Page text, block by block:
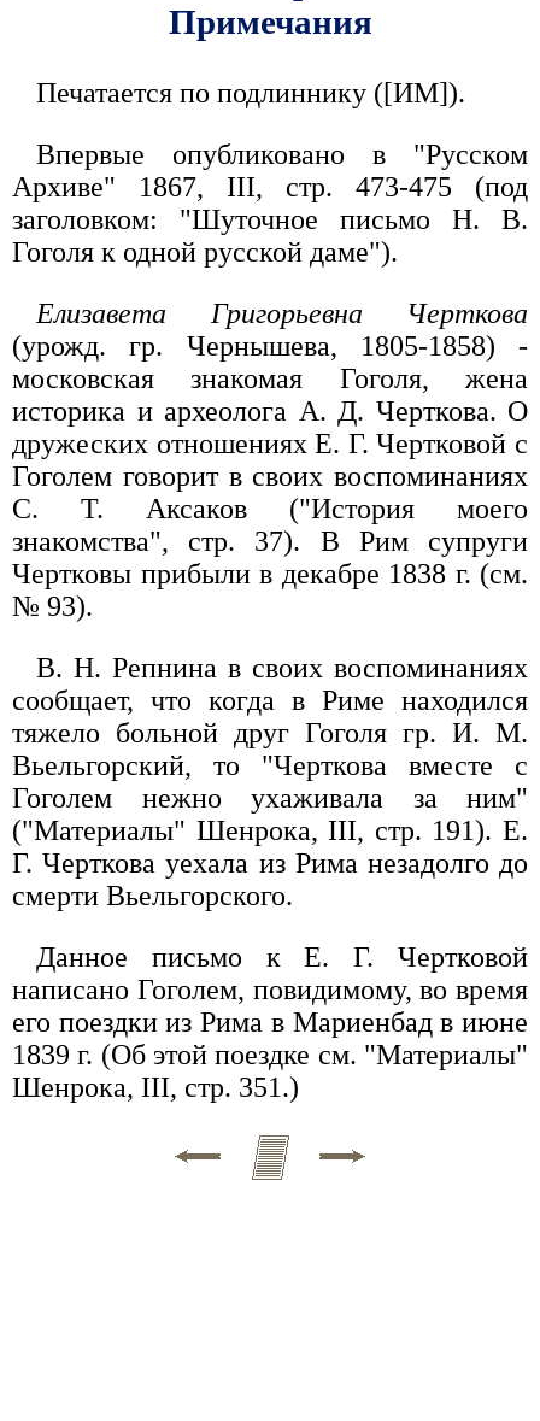
Примечания
Печатается по подлиннику ([ИМ]).
Впервые опубликовано в "Русском
Архиве" 1867, III, стр. 473-475 (под
заголовком: "Шуточное письмо Н. В.
Гоголя к одной русской даме").
Елизавета Григорьевна Черткова
(урожд. гр. Чернышева, 1805-1858) -
московская знакомая Гоголя, жена
историка и археолога А. Д. Черткова. О
дружеских отношениях Е. Г. Чертковой с
Гоголем говорит в своих воспоминаниях
С. Т. Аксаков ("История моего
знакомства", стр. 37). В Рим супруги
Чертковы прибыли в декабре 1838 г. (см.
№ 93).
В. Н. Репнина в своих воспоминаниях
сообщает, что когда в Риме находился
тяжело больной друг Гоголя гр. И. М.
Вьельгорский, то "Черткова вместе с
Гоголем нежно ухаживала за ним"
("Материалы" Шенрока, III, стр. 191). Е.
Г. Черткова уехала из Рима незадолго до
смерти Вьельгорского.
Данное письмо к Е. Г. Чертковой
написано Гоголем, повидимому, во время
его поездки из Рима в Мариенбад в июне
1839 г. (Об этой поездке см. "Материалы"
Шенрока, III, стр. 351.)